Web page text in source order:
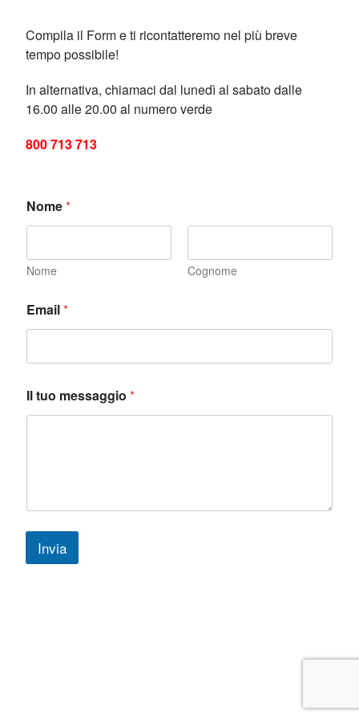
Compila il Form e ti ricontatteremo nel più breve
tempo possibile!
In alternativa, chiamaci dal lunedì al sabato dalle
16.00 alle 20.00 al numero verde
800 713 713
Nome*
Nome Cognome
Email*
Il tuo messaggio *
Invia